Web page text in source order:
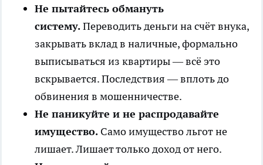
Не пытайтесь обмануть
систему.Переводить деньги на счёт внука,
закрывать вклад в наличные, формально
выписываться из квартиры — всё это
вскрывается. Последствия — вплоть до
обвинения в мошенничестве.
Не паникуйте и не распродавайте
имущество. Само имущество льгот не
лишает. Лишает только доход от него.